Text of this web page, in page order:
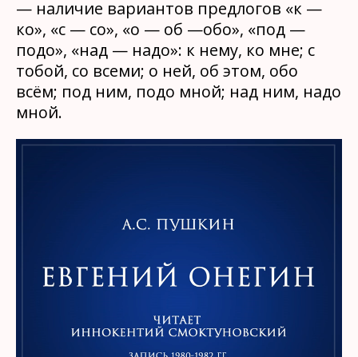
— наличие вариантов предлогов «к —
ко», «с — со», «о — об —обо», «под —
подо», «над — надо»: к нему, ко мне; с
тобой, со всеми; о ней, об этом, обо
всём; под ним, подо мной; над ним, надо
мной.